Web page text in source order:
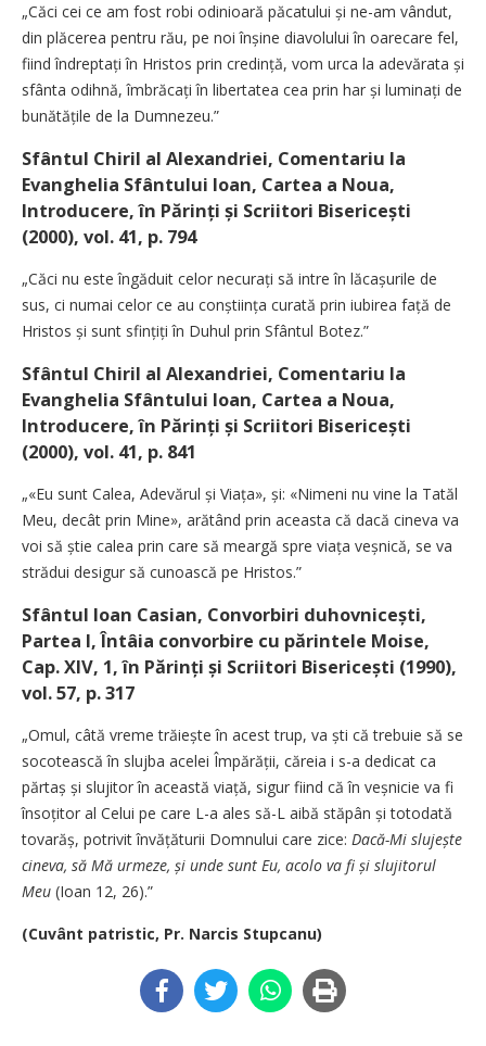
„Căci cei ce am fost robi odinioară păcatului și ne-am vândut,
din plăcerea pentru rău, pe noi înșine diavolului în oarecare fel,
fiind îndrep­tați în Hristos prin credință, vom urca la adevărata și
sfânta odihnă, îmbrăcați în libertatea cea prin har și luminați de
bunătățile de la Dumnezeu.”
Sfântul Chiril al Alexandriei, Comentariu la
Evanghelia Sfântului Ioan, Cartea a Noua,
Introducere, în Părinți și Scriitori Bise­ricești
(2000), vol. 41, p. 794
„Căci nu este îngăduit celor necurați să intre în lăcașurile de
sus, ci numai celor ce au conștiința curată prin iubirea față de
Hristos și sunt sfințiți în Duhul prin Sfântul Botez.”
Sfântul Chiril al Alexandriei, Comentariu la
Evanghelia Sfântului Ioan, Cartea a Noua,
Introducere, în Părinți și Scriitori Bise­ricești
(2000), vol. 41, p. 841
„«Eu sunt Calea, Adevărul și Viața», și: «Nimeni nu vine la Tatăl
Meu, decât prin Mine», arătând prin aceasta că dacă cineva va
voi să știe calea prin care să meargă spre viața veșnică, se va
strădui desigur să cunoască pe Hristos.”
Sfântul Ioan Casian, Convorbiri duhovnicești,
Partea I, Întâia convorbire cu părintele Moise,
Cap. XIV, 1, în Părinți și Scriitori Bise­ricești (1990),
vol. 57, p. 317
„Omul, câtă vreme trăiește în acest trup, va ști că trebuie să se
socotească în slujba acelei Împă­rății, căreia i s-a dedicat ca
părtaș și slujitor în această viață, sigur fiind că în veșnicie va fi
însoțitor al Celui pe care L-a ales să-L aibă stăpân și totodată
tovarăș, potrivit învățăturii Domnului care zice: Dacă-Mi slujește
cineva, să Mă urmeze, și unde sunt Eu, acolo va fi și slujitorul
Meu (Ioan 12, 26).”
(Cuvânt patristic, Pr. Narcis Stupcanu)